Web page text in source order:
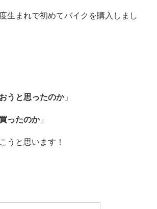
生まれで初めてバイクを購入しまし
うと思ったのか」
ったのか」
うと思います！